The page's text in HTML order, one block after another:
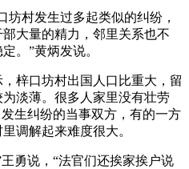
村发生过多起类似的纠纷，
大量的精力，邻里关系也不
。”黄炳发说。
口坊村出国人口比重大，留
淡薄。很多人家里没有壮劳
生纠纷的当事双方，有的一方
调解起来难度很大。
说，“法官们还挨家挨户说